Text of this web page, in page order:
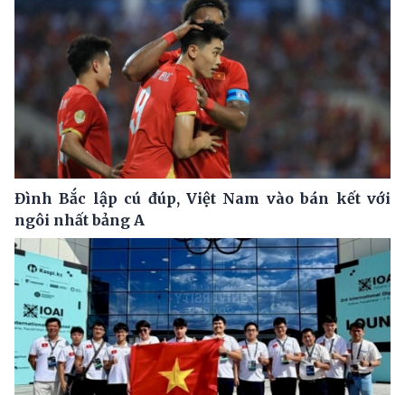
Đình Bắc lập cú đúp, Việt Nam vào bán kết với
ngôi nhất bảng A